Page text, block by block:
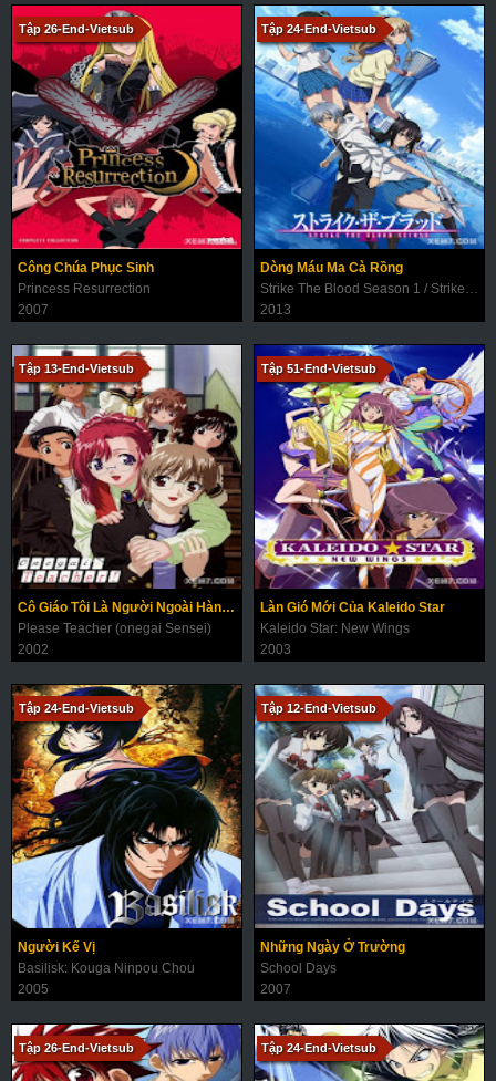
Tập 26-End-Vietsub
Công Chúa Phục Sinh
Princess Resurrection
2007
Tập 24-End-Vietsub
Dòng Máu Ma Cà Rồng
Strike The Blood Season 1 / Strike the Blood I
2013
Tập 13-End-Vietsub
Cô Giáo Tôi Là Người Ngoài Hành Tinh
Please Teacher (onegai Sensei)
2002
Tập 51-End-Vietsub
Làn Gió Mới Của Kaleido Star
Kaleido Star: New Wings
2003
Tập 24-End-Vietsub
Người Kế Vị
Basilisk: Kouga Ninpou Chou
2005
Tập 12-End-Vietsub
Những Ngày Ở Trường
School Days
2007
Tập 26-End-Vietsub Tập 24-End-Vietsub